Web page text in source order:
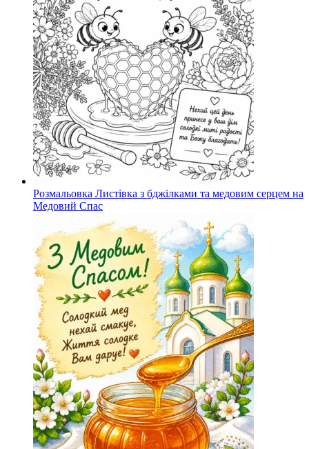
Розмальовка Листівка з бджілками та медовим серцем на
Медовий Спас